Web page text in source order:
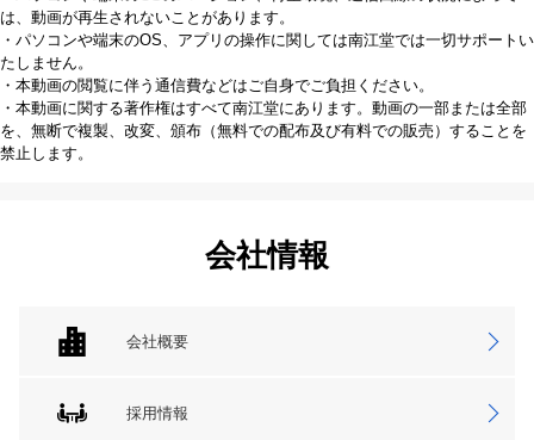
は、動画が再生されないことがあります。
・パソコンや端末のOS、アプリの操作に関しては南江堂では一切サポートい
たしません。
・本動画の閲覧に伴う通信費などはご自身でご負担ください。
・本動画に関する著作権はすべて南江堂にあります。動画の一部または全部
を、無断で複製、改変、頒布（無料での配布及び有料での販売）することを
禁止します。
会社情報
会社概要
採用情報